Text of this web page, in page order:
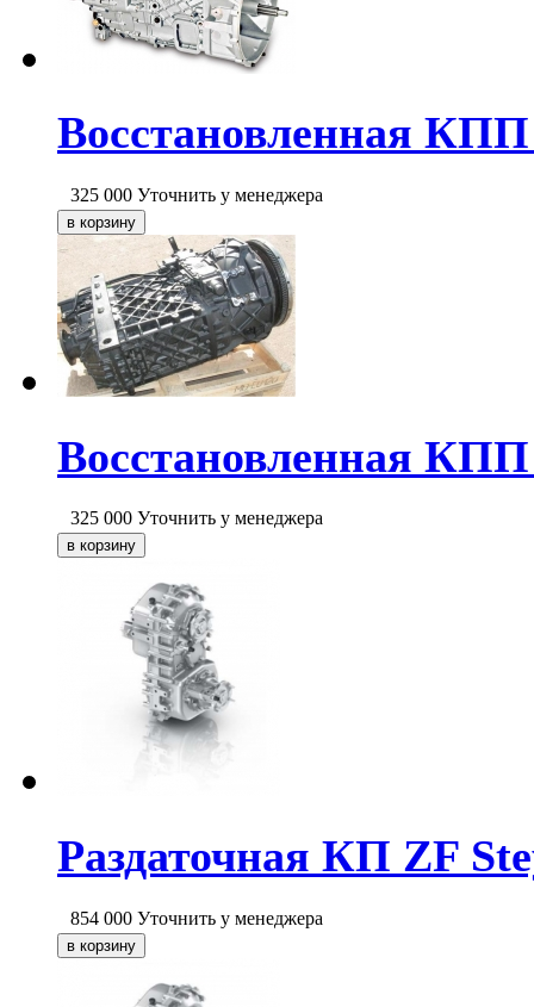
Восстановленная КПП
325 000 Уточнить у менеджера
Восстановленная КПП
325 000 Уточнить у менеджера
Раздаточная КП ZF
854 000 Уточнить у менеджера